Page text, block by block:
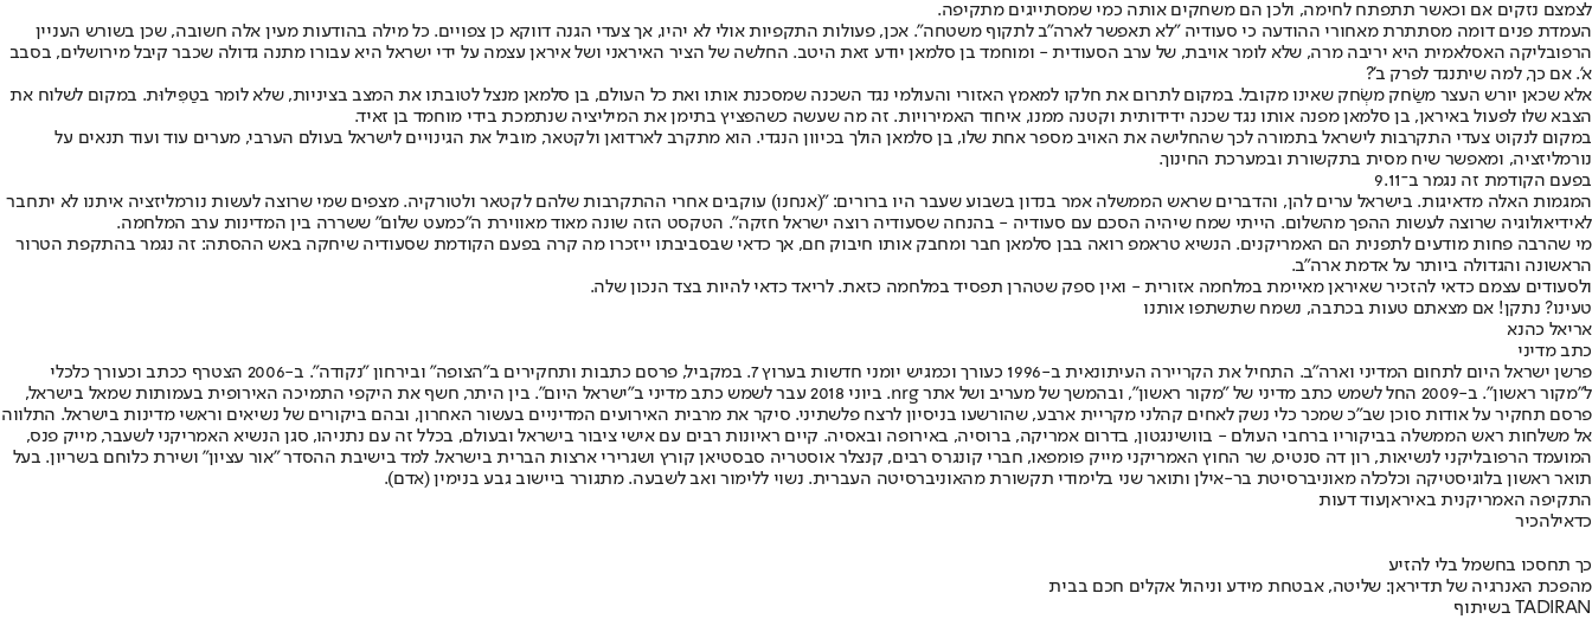
לצמצם נזקים אם וכאשר תתפתח לחימה, ולכן הם משחקים אותה כמי שמסתייגים מתקיפה.
העמדת פנים דומה מסתתרת מאחורי ההודעה כי סעודיה "לא תאפשר לארה"ב לתקוף משטחה". אכן, פעולות התקפיות אולי לא יהיו, אך צעדי הגנה דווקא כן צפויים. כל מילה בהודעות מעין אלה חשובה, שכן בשורש העניין
הרפובליקה האסלאמית היא יריבה מרה, שלא לומר אויבת, של ערב הסעודית - ומוחמד בן סלמאן יודע זאת היטב. החלשה של הציר האיראני ושל איראן עצמה על ידי ישראל היא עבורו מתנה גדולה שכבר קיבל מירושלים, בסבב
א'. אם כך, למה שיתנגד לפרק ב'?
אלא שכאן יורש העצר משַׂחק משְׂחק שאינו מקובל. במקום לתרום את חלקו למאמץ האזורי והעולמי נגד השכנה שמסכנת אותו ואת כל העולם, בן סלמאן מנצל לטובתו את המצב בציניות, שלא לומר בטַפִּילוּת. במקום לשלוח את
הצבא שלו לפעול באיראן, בן סלמאן מפנה אותו נגד שכנה ידידותית וקטנה ממנו, איחוד האמירויות. זה מה שעשה כשהפציץ בתימן את המיליציה שנתמכת בידי מוחמד בן זאיד.
במקום לנקוט צעדי התקרבות לישראל בתמורה לכך שהחלישה את האויב מספר אחת שלו, בן סלמאן הולך בכיוון הנגדי. הוא מתקרב לארדואן ולקטאר, מוביל את הגינויים לישראל בעולם הערבי, מערים עוד ועוד תנאים על
נורמליזציה, ומאפשר שיח מסית בתקשורת ובמערכת החינוך.
בפעם הקודמת זה נגמר ב־9.11
המגמות האלה מדאיגות. בישראל ערים להן, והדברים שראש הממשלה אמר בנדון בשבוע שעבר היו ברורים: "(אנחנו) עוקבים אחרי ההתקרבות שלהם לקטאר ולטורקיה. מצפים שמי שרוצה לעשות נורמליזציה איתנו לא יתחבר
לאידיאולוגיה שרוצה לעשות ההפך מהשלום. הייתי שמח שיהיה הסכם עם סעודיה - בהנחה שסעודיה רוצה ישראל חזקה". הטקסט הזה שונה מאוד מאווירת ה"כמעט שלום" ששררה בין המדינות ערב המלחמה.
מי שהרבה פחות מודעים לתפנית הם האמריקנים. הנשיא טראמפ רואה בבן סלמאן חבר ומחבק אותו חיבוק חם, אך כדאי שבסביבתו ייזכרו מה קרה בפעם הקודמת שסעודיה שיחקה באש ההסתה: זה נגמר בהתקפת הטרור
הראשונה והגדולה ביותר על אדמת ארה"ב.
ולסעודים עצמם כדאי להזכיר שאיראן מאיימת במלחמה אזורית - ואין ספק שטהרן תפסיד במלחמה כזאת. לריאד כדאי להיות בצד הנכון שלה.
טעינו? נתקן! אם מצאתם טעות בכתבה, נשמח שתשתפו אותנו
אריאל כהנא
כתב מדיני
פרשן ישראל היום לתחום המדיני וארה"ב. התחיל את הקריירה העיתונאית ב-1996 כעורך וכמגיש יומני חדשות בערוץ 7. במקביל, פרסם כתבות ותחקירים ב"הצופה" ובירחון "נקודה". ב-2006 הצטרף ככתב וכעורך כלכלי
ל"מקור ראשון". ב-2009 החל לשמש כתב מדיני של "מקור ראשון", ובהמשך של מעריב ושל אתר nrg. ביוני 2018 עבר לשמש כתב מדיני ב"ישראל היום". בין היתר, חשף את היקפי התמיכה האירופית בעמותות שמאל בישראל,
פרסם תחקיר על אודות סוכן שב"כ שמכר כלי נשק לאחים קהלני מקריית ארבע, שהורשעו בניסיון לרצח פלשתיני. סיקר את מרבית האירועים המדיניים בעשור האחרון, ובהם ביקורים של נשיאים וראשי מדינות בישראל. התלווה
אל משלחות ראש הממשלה בביקוריו ברחבי העולם - בוושינגטון, בדרום אמריקה, ברוסיה, באירופה ובאסיה. קיים ראיונות רבים עם אישי ציבור בישראל ובעולם, בכלל זה עם נתניהו, סגן הנשיא האמריקני לשעבר, מייק פנס,
המועמד הרפובליקני לנשיאות, רון דה סנטיס, שר החוץ האמריקני מייק פומפאו, חברי קונגרס רבים, קנצלר אוסטריה סבסטיאן קורץ ושגרירי ארצות הברית בישראל. למד בישיבת ההסדר "אור עציון" ושירת כלוחם בשריון. בעל
תואר ראשון בלוגיסטיקה וכלכלה מאוניברסיטת בר-אילן ותואר שני בלימודי תקשורת מהאוניברסיטה העברית. נשוי ללימור ואב לשבעה. מתגורר ביישוב גבע בנימין (אדם).
התקיפה האמריקנית באיראןעוד דעות
כדאילהכיר
כך תחסכו בחשמל בלי להזיע
מהפכת האנרגיה של תדיראן: שליטה, אבטחת מידע וניהול אקלים חכם בבית
בשיתוף TADIRAN